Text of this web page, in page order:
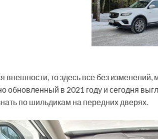
внешности, то здесь все без
обновленный в 2021 году и сегодня
по шильдикам на передних дверях.